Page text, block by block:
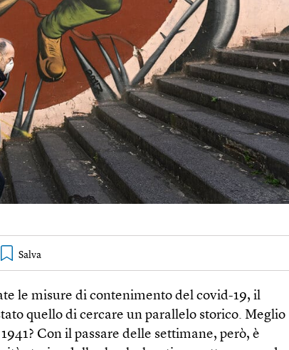
le misure di contenimento del covid-19, il
quello di cercare un parallelo storico. Meglio
Con il passare delle settimane, però, è